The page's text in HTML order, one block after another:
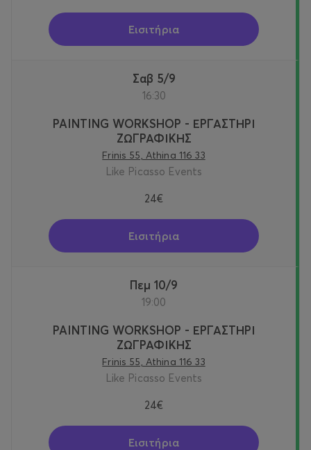
Εισιτήρια
Σαβ 5/9
16:30
PAINTING WORKSHOP - ΕΡΓΑΣΤΗΡΙ
ΖΩΓΡΑΦΙΚΗΣ
Frinis 55, Athina 116 33
Like Picasso Events
24€
Εισιτήρια
Πεμ 10/9
19:00
PAINTING WORKSHOP - ΕΡΓΑΣΤΗΡΙ
ΖΩΓΡΑΦΙΚΗΣ
Frinis 55, Athina 116 33
Like Picasso Events
24€
Εισιτήρια